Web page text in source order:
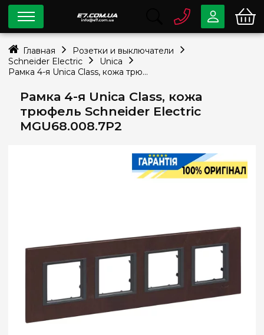
Рамка 4-я Unica Class, кожа
трюфель Schneider Electric
MGU68.008.7P2
0 80033-63-07
info@e7.com.ua
Viber Telegram
Главная
Розетки и выключатели
Schneider Electric
Unica
Рамка 4-я Unica Class, кожа трюфель Schneider Electric MGU68.008.7P2